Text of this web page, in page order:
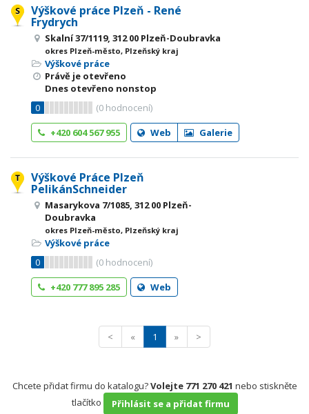
Výškové práce Plzeň - René
Frydrych
Skalní 37/1119, 312 00 Plzeň-Doubravka
okres Plzeň-město, Plzeňský kraj
Výškové práce
Právě je otevřeno
Dnes otevřeno nonstop
0
(0 hodnocení)
+420 604 567 955
Web Galerie
Výškové Práce Plzeň
PelikánSchneider
Masarykova 7/1085, 312 00 Plzeň-
Doubravka
okres Plzeň-město, Plzeňský kraj
Výškové práce
0
(0 hodnocení)
+420 777 895 285
Web
< « 1 » >
Chcete přidat firmu do katalogu?Volejte 771 270 421 nebo stiskněte
tlačítko
Přihlásit se a přidat firmu